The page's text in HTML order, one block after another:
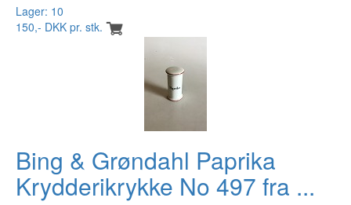
Lager: 10
150,- DKK pr. stk.
Bing & Grøndahl Paprika
Krydderikrykke No 497 fra ...